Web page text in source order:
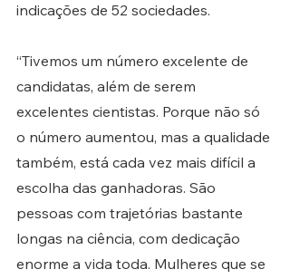
indicações de 52 sociedades.
“Tivemos um número excelente de
candidatas, além de serem
excelentes cientistas. Porque não só
o número aumentou, mas a qualidade
também, está cada vez mais difícil a
escolha das ganhadoras. São
pessoas com trajetórias bastante
longas na ciência, com dedicação
enorme a vida toda. Mulheres que se